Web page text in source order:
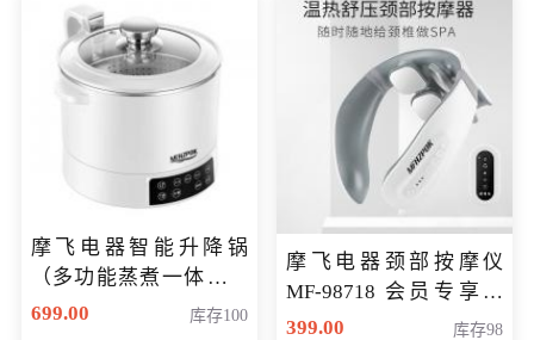
摩飞电器智能升降锅
（多功能蒸煮一体锅）
（智能升降养生锅） 会
699.00 库存100
摩飞电器颈部按摩仪
MF-98718 会员专享价
299元
399.00 库存98